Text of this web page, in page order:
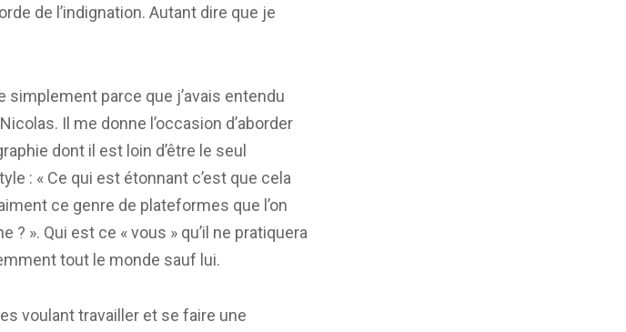
de l’indignation. Autant dire que je
simplement parce que j’avais entendu
Il me donne l’occasion d’aborder
dont il est loin d’être le seul
: « Ce qui est étonnant c’est que cela
ce genre de plateformes que l’on
». Qui est ce « vous » qu’il ne pratiquera
tout le monde sauf lui.
voulant travailler et se faire une